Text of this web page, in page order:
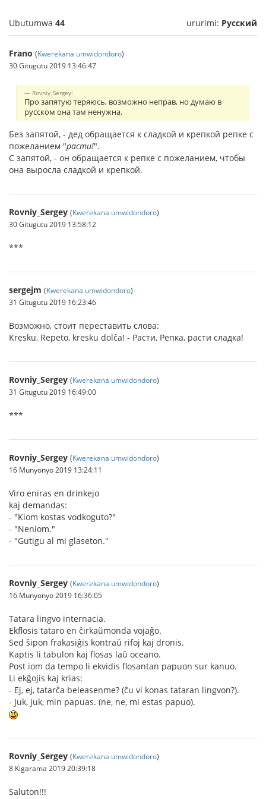
Ubutumwa 44 ururimi: Русский
Frano (Kwerekana umwidondoro)
30 Gitugutu 2019 13:46:47
Rovniy_Sergey:
Про запятую теряюсь, возможно неправ, но думаю в
русском она там ненужна.
Без запятой, - дед обращается к сладкой и крепкой репке с
пожеланием "расти!".
С запятой, - он обращается к репке с пожеланием, чтобы
она выросла сладкой и крепкой.
Rovniy_Sergey (Kwerekana umwidondoro)
30 Gitugutu 2019 13:58:12
***
sergejm (Kwerekana umwidondoro)
31 Gitugutu 2019 16:23:46
Возможно, стоит переставить слова:
Kresku, Repeto, kresku dolĉa! - Расти, Репка, расти сладка!
Rovniy_Sergey (Kwerekana umwidondoro)
31 Gitugutu 2019 16:49:00
***
Rovniy_Sergey (Kwerekana umwidondoro)
16 Munyonyo 2019 13:24:11
Viro eniras en drinkejo
kaj demandas:
- "Kiom kostas vodkoguto?"
- "Neniom."
- "Gutigu al mi glaseton."
Rovniy_Sergey (Kwerekana umwidondoro)
16 Munyonyo 2019 16:36:05
Tatara lingvo internacia.
Ekflosis tataro en ĉirkaŭmonda vojaĝo.
Sed ŝipon frakasiĝis kontraŭ rifoj kaj dronis.
Kaptis li tabulon kaj flosas laŭ oceano.
Post iom da tempo li ekvidis flosantan papuon sur kanuo.
Li ekĝojis kaj krias:
- Ej, ej, tatarĉa beleasenme? (ĉu vi konas tataran lingvon?).
- Juk, juk, min papuas. (ne, ne, mi estas papuo).
Rovniy_Sergey (Kwerekana umwidondoro)
8 Kigarama 2019 20:39:18
Saluton!!!